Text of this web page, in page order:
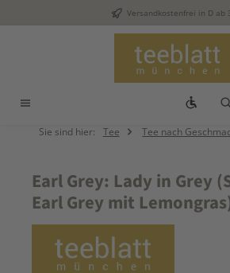
Zum Hauptinhalt springenVersandkostenfrei in D ab
Sie sind hier: Tee Tee nach
Earl Grey: Lady in Grey
Earl Grey mit